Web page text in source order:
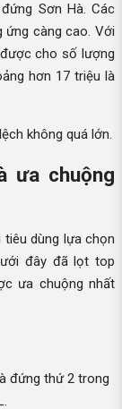
Sơn Hà. Các
càng cao. Với
cho số lượng
hơn 17 triệu là
không quá lớn.
ưa chuộng
dùng lựa chọn
đây đã lọt top
ưa chuộng nhất
đứng thứ 2 trong